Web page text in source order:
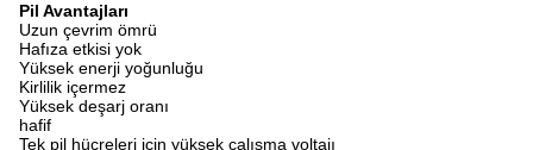
Pil Avantajları
Uzun çevrim ömrü
Hafıza etkisi yok
Yüksek enerji yoğunluğu
Kirlilik içermez
Yüksek deşarj oranı
hafif
Tek pil hücreleri için yüksek çalışma voltajı